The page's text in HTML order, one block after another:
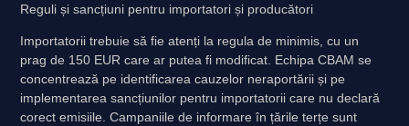
Reguli și sancțiuni pentru importatori și producători
Importatorii trebuie să fie atenți la regula de minimis, cu un
prag de 150 EUR care ar putea fi modificat. Echipa CBAM se
concentrează pe identificarea cauzelor neraportării și pe
implementarea sancțiunilor pentru importatorii care nu declară
corect emisiile. Campaniile de informare în țările terțe sunt